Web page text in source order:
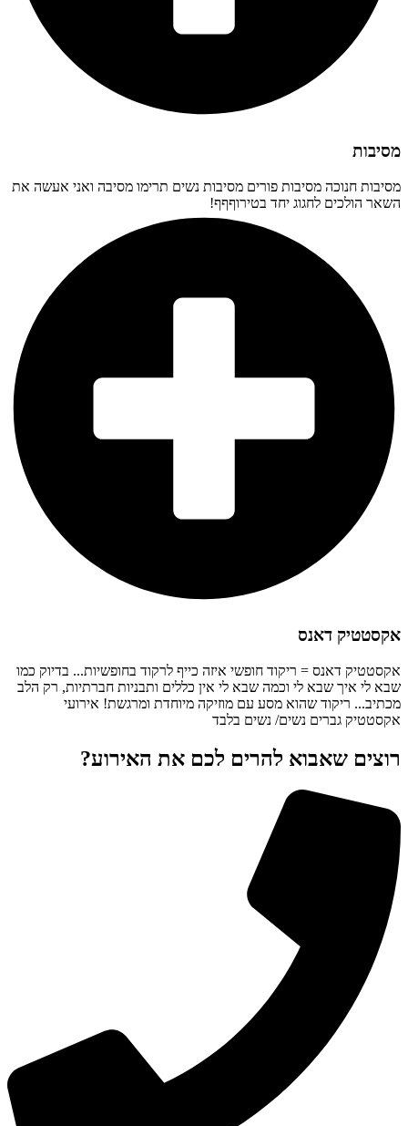
מסיבות
מסיבות חנוכה מסיבות פורים מסיבות נשים תרימו מסיבה ואני אעשה את
השאר הולכים לחגוג יחד בטירוףףף!
אקסטטיק דאנס
אקסטטיק דאנס = ריקוד חופשי איזה כייף לרקוד בחופשיות... בדיוק כמו
שבא לי איך שבא לי וכמה שבא לי אין כללים ותבניות חברתיות, רק הלב
מכתיב... ריקוד שהוא מסע עם מוזיקה מיוחדת ומרגשת! אירועי
אקסטטיק גברים נשים/ נשים בלבד
רוצים שאבוא להרים לכם את האירוע?